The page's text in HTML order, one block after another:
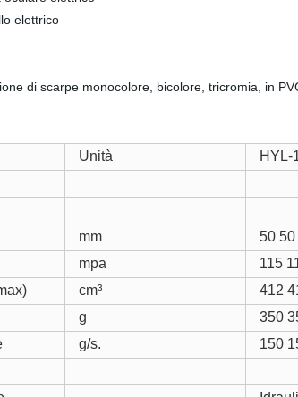
elettrico
di scarpe monocolore, bicolore, tricromia, in
Unità HYL-
mm 50 50
mpa 115
cm³ 412
g 350
g/s. 150